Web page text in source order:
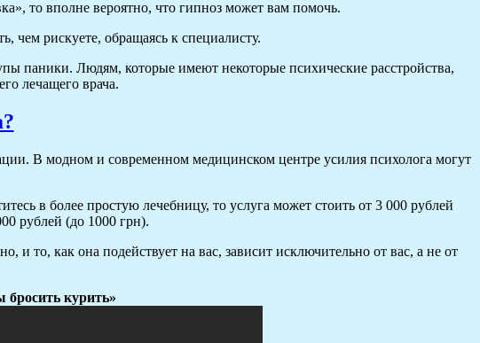
то вполне вероятно, что гипноз может вам помочь.
чем рискуете, обращаясь к специалисту.
паники. Людям, которые имеют некоторые психические расстройства,
лечащего врача.
В модном и современном медицинском центре усилия психолога могут
в более простую лечебницу, то услуга может стоить от 3 000 рублей
рублей (до 1000 грн).
и то, как она подействует на вас, зависит исключительно от вас, а не от
бросить курить»